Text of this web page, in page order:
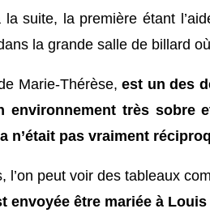
suite, la première étant
la grande salle de billard
Marie-Thérèse, est un des
environnement très sobre
n’était pas vraiment
l’on peut voir des tableaux
envoyée être mariée à